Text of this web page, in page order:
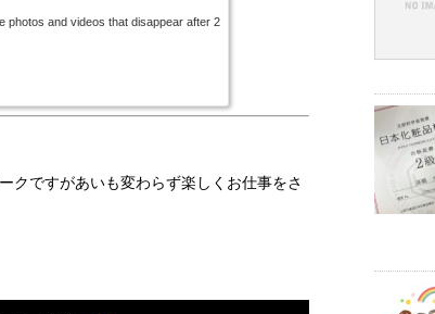
and videos that disappear after 2
クですがあいも変わらず楽しくお仕事をさ